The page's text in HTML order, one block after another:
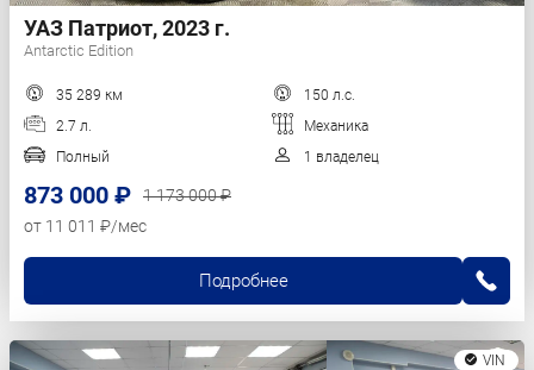
УАЗ Патриот, 2023 г.
Antarctic Edition
35 289 км
150 л.с.
2.7 л.
Механика
Полный
1 владелец
873 000 ₽
1 173 000 ₽
от 11 011 ₽/мес
Подробнее
VIN